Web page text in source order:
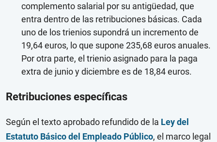
complemento salarial por su antigüedad, que
entra dentro de las retribuciones básicas. Cada
uno de los trienios supondrá un incremento de
19,64 euros, lo que supone 235,68 euros anuales.
Por otra parte, el trienio asignado para la paga
extra de junio y diciembre es de 18,84 euros.
Retribuciones específicas
Según el texto aprobado refundido de la Ley del
Estatuto Básico del Empleado Público, el marco legal